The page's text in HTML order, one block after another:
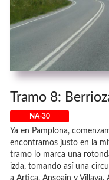
Tramo 8:
NA-30
Ya en Pamplona,
encontramos justo en la
tramo lo marca una
izda, tomando así una
a Artica, Ansoain y